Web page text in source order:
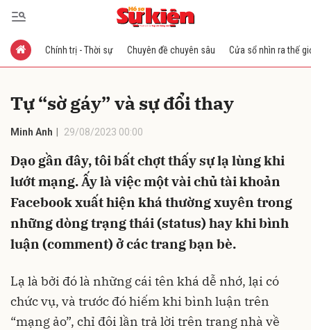
Chính trị - Thời sự Chuyên đề chuyên sâu Cửa sổ nhìn ra thế
Tự “sờ gáy” và sự đổi thay
Minh Anh 29/08/2023 00:00
Dạo gần đây, tôi bất chợt thấy sự lạ lùng khi
lướt mạng. Ấy là việc một vài chủ tài khoản
Facebook xuất hiện khá thường xuyên trong
những dòng trạng thái (status) hay khi bình
luận (comment) ở các trang bạn bè.
Lạ là bởi đó là những cái tên khá dễ nhớ, lại có
chức vụ, và trước đó hiếm khi bình luận trên
“mạng ảo”, chỉ đôi lần trả lời trên trang nhà về
Gửi bình luận
Hủy Gửi